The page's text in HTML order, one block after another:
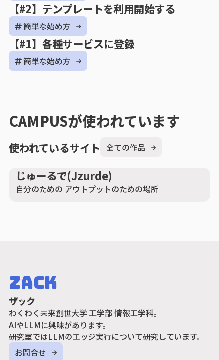
【#2】テンプレートを利用開始する
簡単な始め方
【#1】各種サービスに登録
簡単な始め方
CAMPUSが使われています
使われているサイト 全ての作品
じゅーるで(Jzurde)
自分のための アウトプットのための場所
Zack
ザック
わくわく未来創世大学 工学部 情報工学科。
AIやLLMに興味があります。
研究室ではLLMのエッジ実行について研究しています。
お問合せ